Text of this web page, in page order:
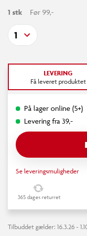
1 stk Før 99,-
1
LEVERING
Få leveret produktet
På lager online (5+)
Levering fra 39,-
Se leveringsmuligheder
365 dages returret
Tilbuddet gælder: 16.3.26 -